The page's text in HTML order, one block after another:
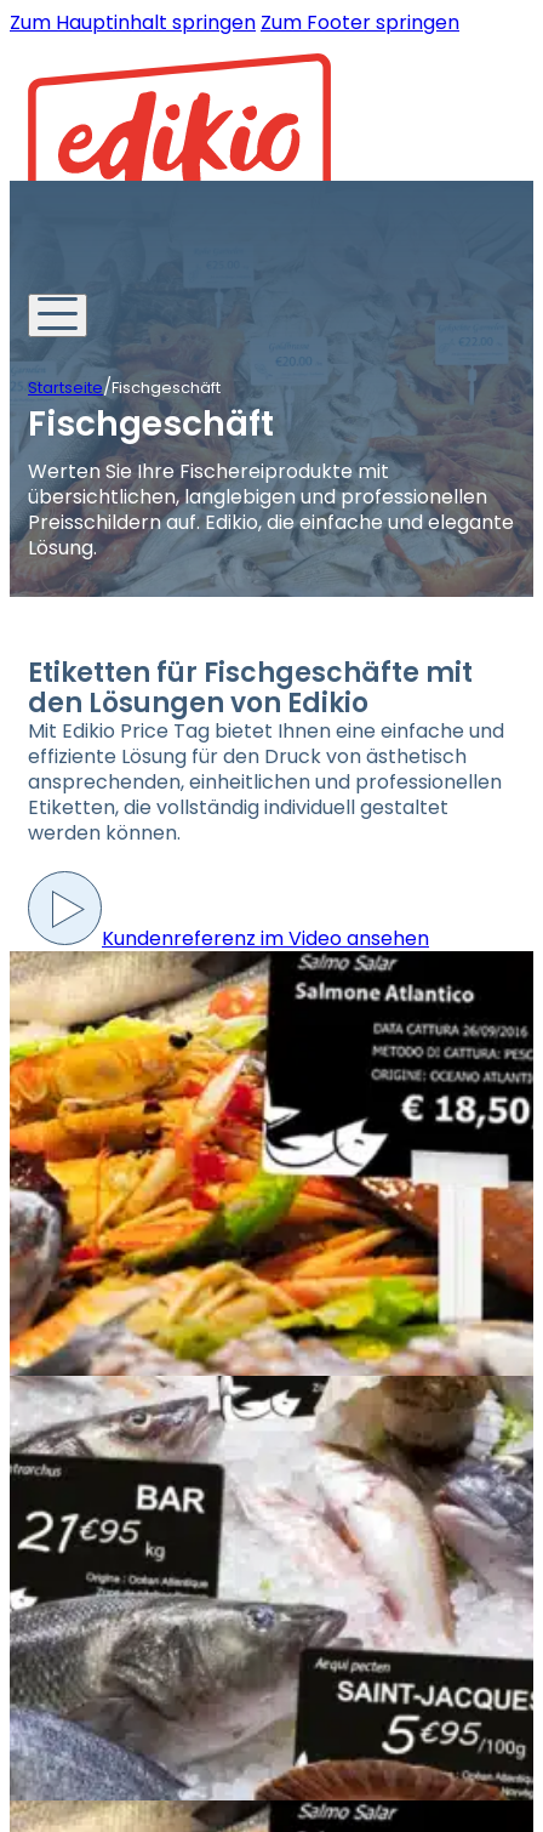
Zum Hauptinhalt springen Zum Footer springen
Startseite/Fischgeschäft
Fischgeschäft
Werten Sie Ihre Fischereiprodukte mit
übersichtlichen, langlebigen und professionellen
Preisschildern auf. Edikio, die einfache und elegante
Lösung.
Etiketten für Fischgeschäfte mit
den Lösungen von Edikio
Mit Edikio Price Tag bietet Ihnen eine einfache und
effiziente Lösung für den Druck von ästhetisch
ansprechenden, einheitlichen und professionellen
Etiketten, die vollständig individuell gestaltet
werden können.
Kundenreferenz im Video ansehen